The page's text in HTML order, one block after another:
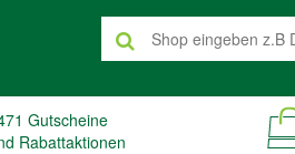
Gutscheine
Rabattaktionen